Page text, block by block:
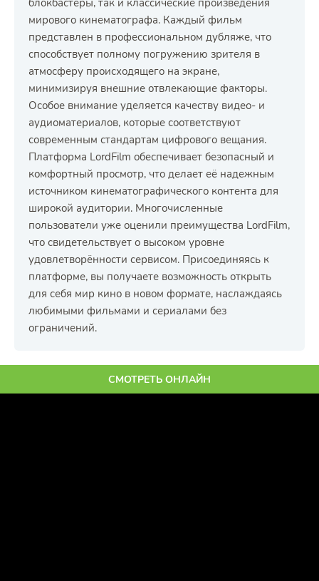
блокбастеры, так и классические произведения
мирового кинематографа. Каждый фильм
представлен в профессиональном дубляже, что
способствует полному погружению зрителя в
атмосферу происходящего на экране,
минимизируя внешние отвлекающие факторы.
Особое внимание уделяется качеству видео- и
аудиоматериалов, которые соответствуют
современным стандартам цифрового вещания.
Платформа LordFilm обеспечивает безопасный и
комфортный просмотр, что делает её надежным
источником кинематографического контента для
широкой аудитории. Многочисленные
пользователи уже оценили преимущества LordFilm,
что свидетельствует о высоком уровне
удовлетворённости сервисом. Присоединяясь к
платформе, вы получаете возможность открыть
для себя мир кино в новом формате, наслаждаясь
любимыми фильмами и сериалами без
ограничений.
СМОТРЕТЬ ОНЛАЙН